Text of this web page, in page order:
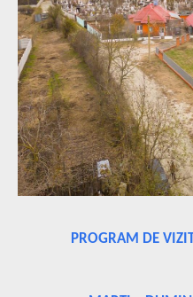
PROGRAM DE